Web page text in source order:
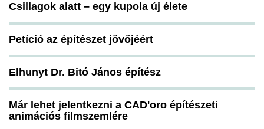
Csillagok alatt – egy kupola új élete
Petíció az építészet jövőjéért
Elhunyt Dr. Bitó János építész
Már lehet jelentkezni a CAD'oro építészeti
animációs filmszemlére